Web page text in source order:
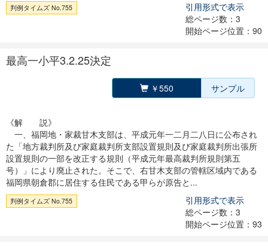
判例タイムズ No.755
引用形式で表示
総ページ数：3
開始ページ位置：90
最高一小平3.2.25決定
￥550 サンプル
《解 説》
一、福岡地・家裁甘木支部は、平成元年一二月二八日に公布され
た「地方裁判所及び家庭裁判所支部設置規則及び家庭裁判所出張所
設置規則の一部を改正する規則（平成元年最高裁判所規則第五
号）」により廃止された。そこで、右甘木支部の管轄区域内である
福岡県朝倉郡に居住する住民である甲らが原告と...
判例タイムズ No.755
引用形式で表示
総ページ数：3
開始ページ位置：93